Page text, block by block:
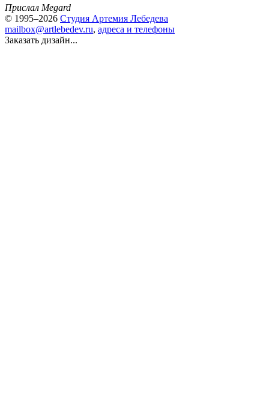
Прислал Megard
© 1995–2026 Студия Артемия Лебедева
mailbox@artlebedev.ru, адреса и телефоны
Заказать дизайн...